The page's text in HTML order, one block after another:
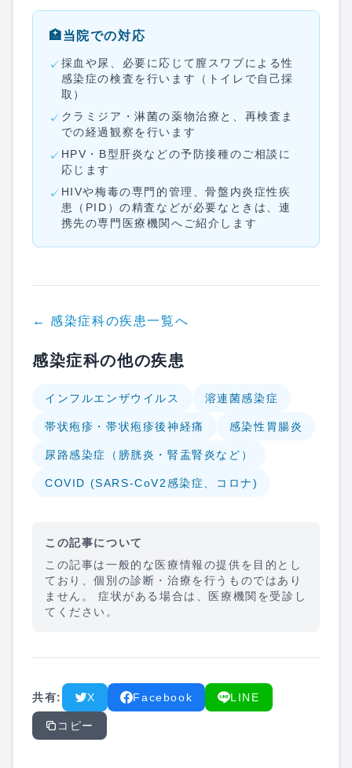
🏥当院での対応
✓ 採血や尿、必要に応じて膣スワブによる性
感染症の検査を行います（トイレで自己採
取）
✓ クラミジア・淋菌の薬物治療と、再検査ま
での経過観察を行います
✓ HPV・B型肝炎などの予防接種のご相談に
応じます
✓ HIVや梅毒の専門的管理、骨盤内炎症性疾
患（PID）の精査などが必要なときは、連
携先の専門医療機関へご紹介します
←感染症科の疾患一覧へ
感染症科の他の疾患
インフルエンザウイルス 溶連菌感染症
帯状疱疹・帯状疱疹後神経痛 感染性胃腸炎
尿路感染症（膀胱炎・腎盂腎炎など）
COVID (SARS-CoV2感染症、コロナ)
この記事について
この記事は一般的な医療情報の提供を目的とし
ており、個別の診断・治療を行うものではあり
ません。 症状がある場合は、医療機関を受診し
てください。
共有: X Facebook LINE
コピー